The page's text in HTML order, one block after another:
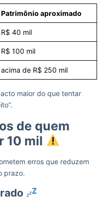
Patrimônio aproximado
R$ 40 mil
R$ 100 mil
acima de R$ 250 mil
maior do que tentar
de quem
10 mil
erros que reduzem
prazo.